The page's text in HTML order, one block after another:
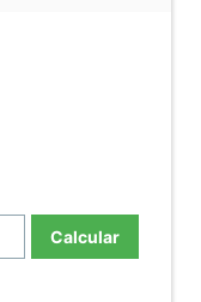
Calcular